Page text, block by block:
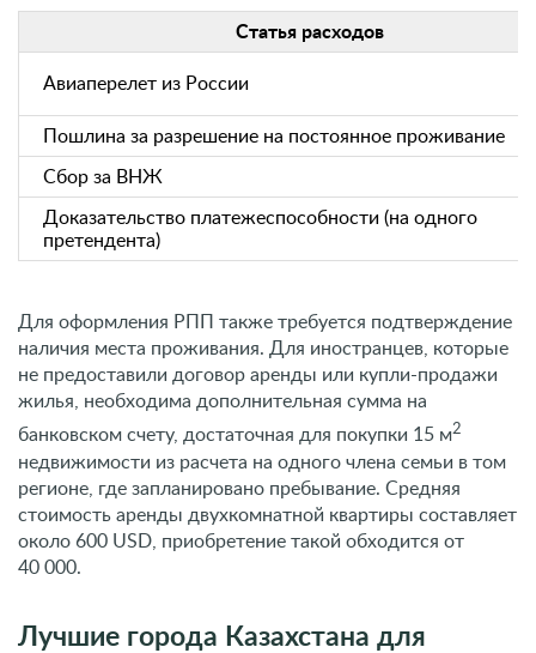
Статья расходов
Авиаперелет из России
Пошлина за разрешение на постоянное проживание
Сбор за ВНЖ
Доказательство платежеспособности (на одного
претендента)
Для оформления РПП также требуется подтверждение
наличия места проживания. Для иностранцев, которые
не предоставили договор аренды или купли-продажи
жилья, необходима дополнительная сумма на
банковском счету, достаточная для покупки 15 м2
недвижимости из расчета на одного члена семьи в том
регионе, где запланировано пребывание. Средняя
стоимость аренды двухкомнатной квартиры составляет
около 600 USD, приобретение такой обходится от
40 000.
Лучшие города Казахстана для